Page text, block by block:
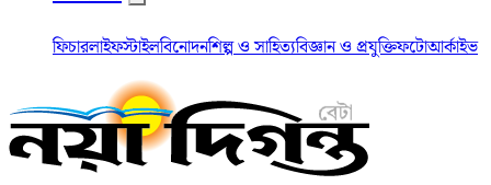
ফিচারলাইফস্টাইলবিনোদনশিল্প ও সাহিত্যবিজ্ঞান ও প্রযুক্তিফটোআর্কাইভ